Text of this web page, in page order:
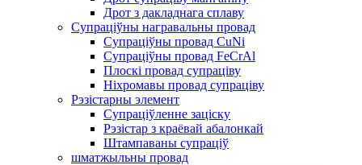
Дрот з дакладнага сплаву
Супраціўны награвальны провад
Супраціўны провад CuNi
Супраціўны провад FeCrAl
Плоскі провад супраціву
Ніхромавы провад супраціву
Рэзістарны элемент
Супраціўленне заціску
Рэзістар з краёвай абалонкай
Штампаваны супраціў
шматжыльны провад